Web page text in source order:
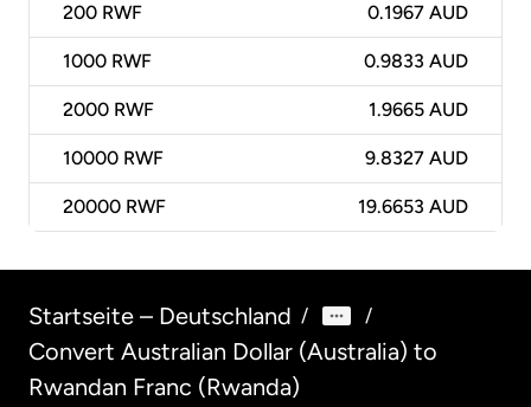
200 RWF 0.1967 AUD
1000 RWF 0.9833 AUD
2000 RWF 1.9665 AUD
10000 RWF 9.8327 AUD
20000 RWF 19.6653 AUD
Startseite – Deutschland / /
Convert Australian Dollar (Australia) to
Rwandan Franc (Rwanda)